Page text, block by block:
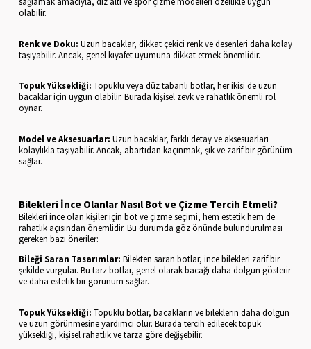
olabilir.
Renk ve Doku: Uzun bacaklar, dikkat çekici renk ve desenleri daha kolay
taşıyabilir. Ancak, genel kıyafet uyumuna dikkat etmek önemlidir.
Topuk Yüksekliği: Topuklu veya düz tabanlı botlar, her ikisi de uzun
bacaklar için uygun olabilir. Burada kişisel zevk ve rahatlık önemli rol
oynar.
Model ve Aksesuarlar: Uzun bacaklar, farklı detay ve aksesuarları
kolaylıkla taşıyabilir. Ancak, abartıdan kaçınmak, şık ve zarif bir görünüm
sağlar.
Bilekleri İnce Olanlar Nasıl Bot ve Çizme Tercih Etmeli?
Bilekleri ince olan kişiler için bot ve çizme seçimi, hem estetik hem de
rahatlık açısından önemlidir. Bu durumda göz önünde bulundurulması
gereken bazı öneriler:
Bileği Saran Tasarımlar: Bilekten saran botlar, ince bilekleri zarif bir
şekilde vurgular. Bu tarz botlar, genel olarak bacağı daha dolgun gösterir
ve daha estetik bir görünüm sağlar.
Topuk Yüksekliği: Topuklu botlar, bacakların ve bileklerin daha dolgun
ve uzun görünmesine yardımcı olur. Burada tercih edilecek topuk
yüksekliği, kişisel rahatlık ve tarza göre değişebilir.